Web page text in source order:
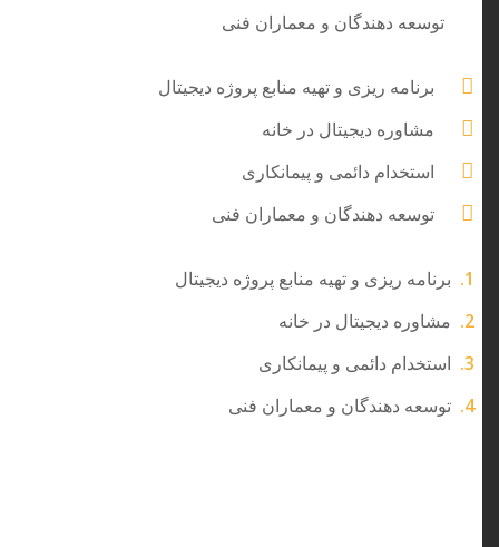
توسعه دهندگان و معماران فنی
برنامه ریزی و تهیه منابع پروژه دیجیتال
مشاوره دیجیتال در خانه
استخدام دائمی و پیمانکاری
توسعه دهندگان و معماران فنی
برنامه ریزی و تهیه منابع پروژه دیجیتال
مشاوره دیجیتال در خانه
استخدام دائمی و پیمانکاری
توسعه دهندگان و معماران فنی